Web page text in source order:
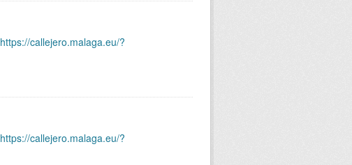
https://callejero.malaga.eu/?
https://callejero.malaga.eu/?